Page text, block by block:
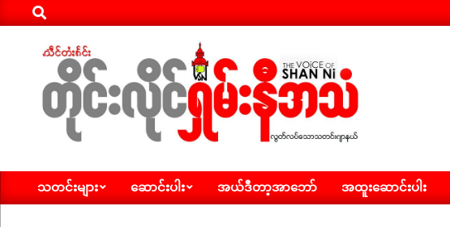
to
Search
ရှမ်း
နီ
Primary
သတင်းများ ဆောင်းပါး အယ်ဒီတာ့အာဘော် အထူးဆောင်းပါး